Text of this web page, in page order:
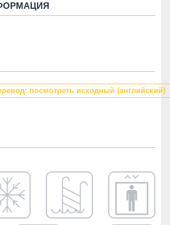
посмотреть исходный (английский)